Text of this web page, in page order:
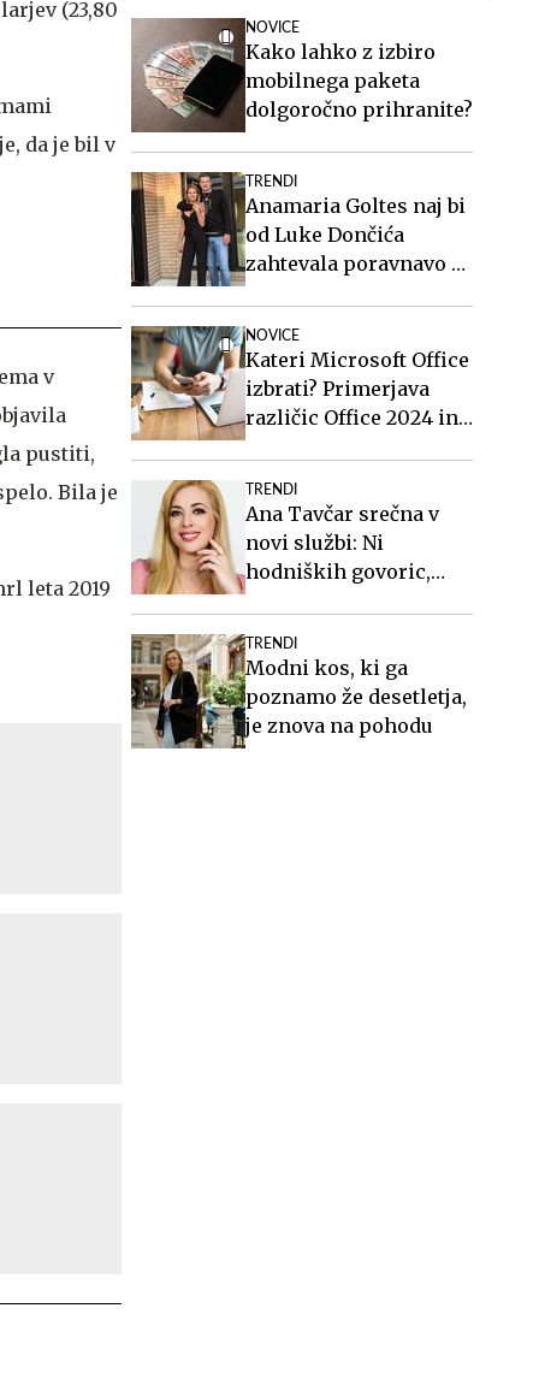
(23,80
da je bil v
v
pustiti,
Bila je
leta 2019
NOVICE
Kako lahko z izbiro
mobilnega paketa
dolgoročno prihranite?
TRENDI
Anamaria Goltes naj bi
od Luke Dončića
zahtevala poravnavo v
NOVICE
Kateri Microsoft Office
izbrati? Primerjava
različic Office 2024 in
TRENDI
Ana Tavčar srečna v
novi službi: Ni
hodniških govoric,
TRENDI
Modni kos, ki ga
poznamo že desetletja,
je znova na pohodu